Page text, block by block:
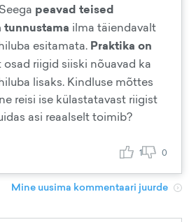
peavad teised
ilma täiendavalt
esitamata. Praktika on
osad riigid siiski nõuavad ka
lisaks. Kindluse mõttes
reisi ise külastatavast riigist
asi reaalselt toimib?
1 0
Mine uusima kommentaari juurde